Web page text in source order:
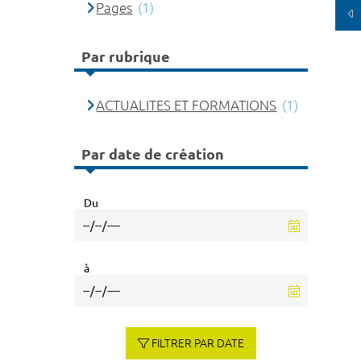
Pages (1)
Par rubrique
ACTUALITES ET FORMATIONS (1)
Par date de création
Du
à
FILTRER PAR DATE